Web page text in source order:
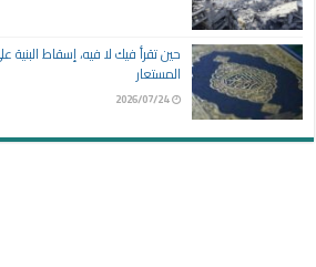
حين تقرأ فيك لا فيه، إسقاط
المستعار
2026/07/24